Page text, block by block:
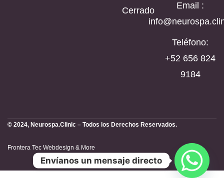
Cerrado
Email :
Teléfono:
‪+52 656 824
9184‬
© 2024, Neurospa.Clinic – Todos los Derechos Reservados.
Frontera Tec Webdesign & More
Envíanos un mensaje directo